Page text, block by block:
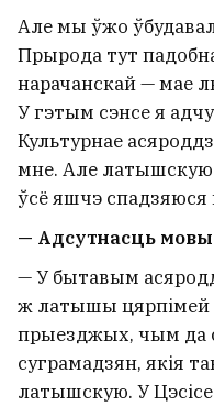
Але мы ўжо
Прырода тут
нарачанскай — мае
У гэтым сэнсе я
Культурнае
мне. Але латышскую
ўсё яшчэ спадзяюся
— Адсутнасць
— У бытавым
ж латышы цярпімей
прыезджых, чым да
суграмадзян, якія
латышскую. У